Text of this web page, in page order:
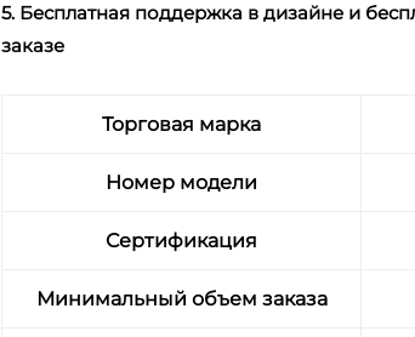
5. Бесплатная поддержка в дизайне и
заказе
Торговая марка
Номер модели
Сертификация
Минимальный объем заказа